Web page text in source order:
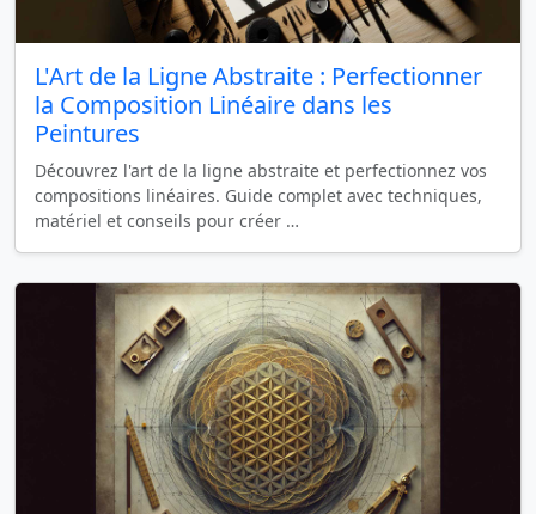
L'Art de la Ligne Abstraite : Perfectionner
la Composition Linéaire dans les
Peintures
Découvrez l'art de la ligne abstraite et perfectionnez vos
compositions linéaires. Guide complet avec techniques,
matériel et conseils pour créer …